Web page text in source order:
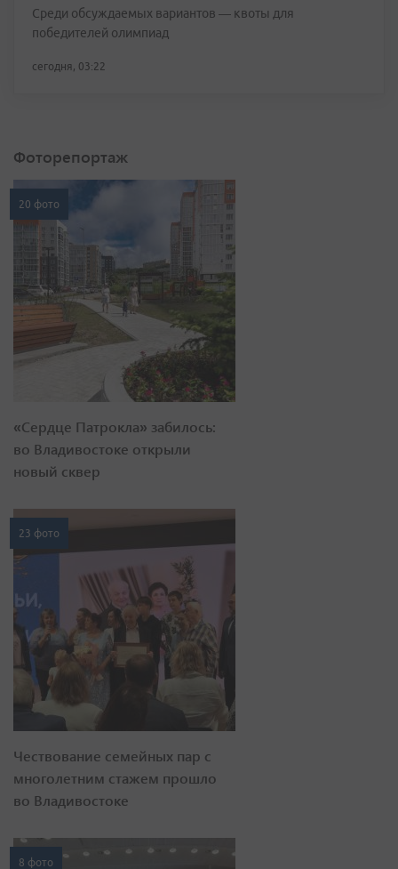
Среди обсуждаемых вариантов — квоты для
победителей олимпиад
сегодня, 03:22
Фоторепортаж
20 фото
«Сердце Патрокла» забилось:
во Владивостоке открыли
новый сквер
23 фото
Чествование семейных пар с
многолетним стажем прошло
во Владивостоке
8 фото